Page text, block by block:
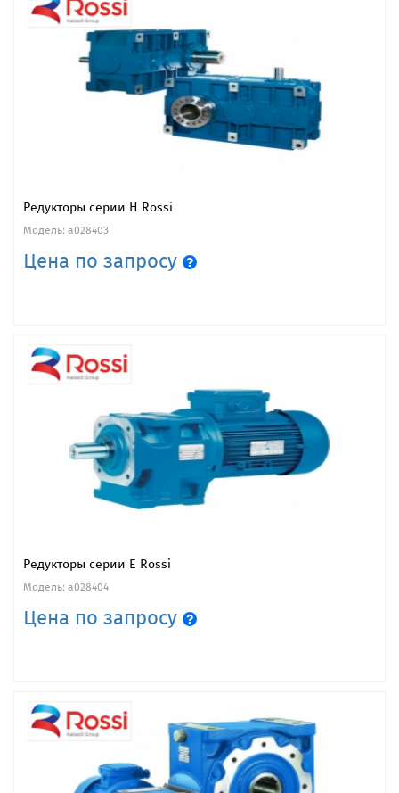
Редукторы серии H Rossi
Модель: a028403
Цена по запросу
Редукторы серии E Rossi
Модель: a028404
Цена по запросу